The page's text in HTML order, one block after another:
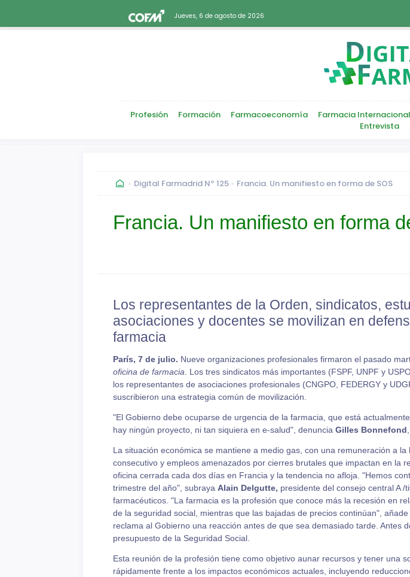
Jueves, 6 de agosto de 2026
Profesión Formación Farmacoeconomía Farmacia Internacional
Entrevista
Digital Farmadrid Nº 125 Francia. Un manifiesto en forma de SOS
Francia. Un manifiesto en forma
Los representantes de la Orden, sindicatos,
asociaciones y docentes se movilizan en
farmacia
París, 7 de julio. Nueve organizaciones profesionales firmaron el pasado
oficina de farmacia. Los tres sindicatos más importantes (FSPF, UNPF y
los representantes de asociaciones profesionales (CNGPO, FEDERGY y
suscribieron una estrategia común de movilización.
"El Gobierno debe ocuparse de urgencia de la farmacia, que está
hay ningún proyecto, ni tan siquiera en e-salud", denuncia Gilles Bonnefond
La situación económica se mantiene a medio gas, con una remuneración a
consecutivo y empleos amenazados por cierres brutales que impactan en la
oficina cerrada cada dos días en Francia y la tendencia no afloja. "Hemos
trimestre del año", subraya Alain Delgutte, presidente del consejo central A /
farmacéuticos. "La farmacia es la profesión que conoce más la recesión en
de la seguridad social, mientras que las bajadas de precios continúan",
reclama al Gobierno una reacción antes de que sea demasiado tarde. Antes
presupuesto de la Seguridad Social.
Esta reunión de la profesión tiene como objetivo aunar recursos y tener una
rápidamente frente a los impactos económicos actuales, incluyendo